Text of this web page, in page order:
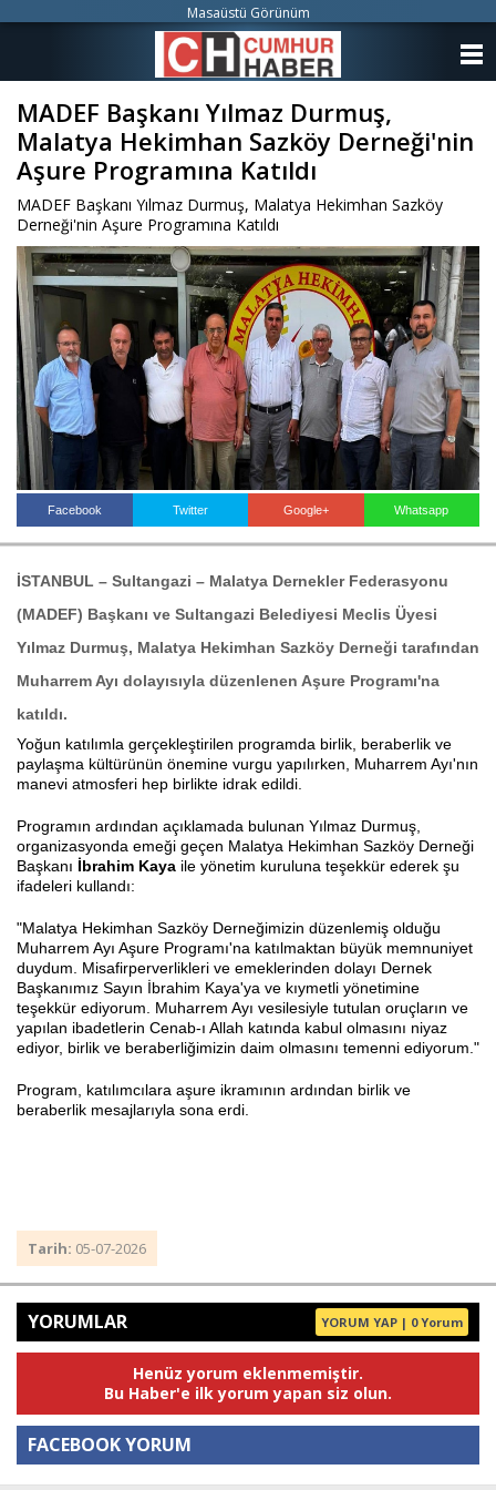
MADEF Başkanı Yılmaz Durmuş,
Malatya Hekimhan Sazköy Derneği'nin
Aşure Programına Katıldı
MADEF Başkanı Yılmaz Durmuş, Malatya Hekimhan Sazköy
Derneği'nin Aşure Programına Katıldı
Facebook Twitter Google+ Whatsapp
İSTANBUL – Sultangazi – Malatya Dernekler Federasyonu
(MADEF) Başkanı ve Sultangazi Belediyesi Meclis Üyesi
Yılmaz Durmuş, Malatya Hekimhan Sazköy Derneği tarafından
Muharrem Ayı dolayısıyla düzenlenen Aşure Programı'na
katıldı.
Yoğun katılımla gerçekleştirilen programda birlik, beraberlik ve
paylaşma kültürünün önemine vurgu yapılırken, Muharrem Ayı'nın
manevi atmosferi hep birlikte idrak edildi.
Programın ardından açıklamada bulunan Yılmaz Durmuş,
organizasyonda emeği geçen Malatya Hekimhan Sazköy Derneği
Başkanı İbrahim Kaya ile yönetim kuruluna teşekkür ederek şu
ifadeleri kullandı:
"Malatya Hekimhan Sazköy Derneğimizin düzenlemiş olduğu
Muharrem Ayı Aşure Programı'na katılmaktan büyük memnuniyet
duydum. Misafirperverlikleri ve emeklerinden dolayı Dernek
Başkanımız Sayın İbrahim Kaya'ya ve kıymetli yönetimine
teşekkür ediyorum. Muharrem Ayı vesilesiyle tutulan oruçların ve
yapılan ibadetlerin Cenab-ı Allah katında kabul olmasını niyaz
ediyor, birlik ve beraberliğimizin daim olmasını temenni ediyorum."
Program, katılımcılara aşure ikramının ardından birlik ve
beraberlik mesajlarıyla sona erdi.
Tarih: 05-07-2026
YORUMLAR YORUM YAP | 0 Yorum
Henüz yorum eklenmemiştir.
Bu Haber'e ilk yorum yapan siz olun.
FACEBOOK YORUM
Masaüstü Görünüm
ANKETLER
FOTO GALERİ
VİDEO GALERİ
KÜNYE
İLETİŞİM
Haberin Doğru Adresi.